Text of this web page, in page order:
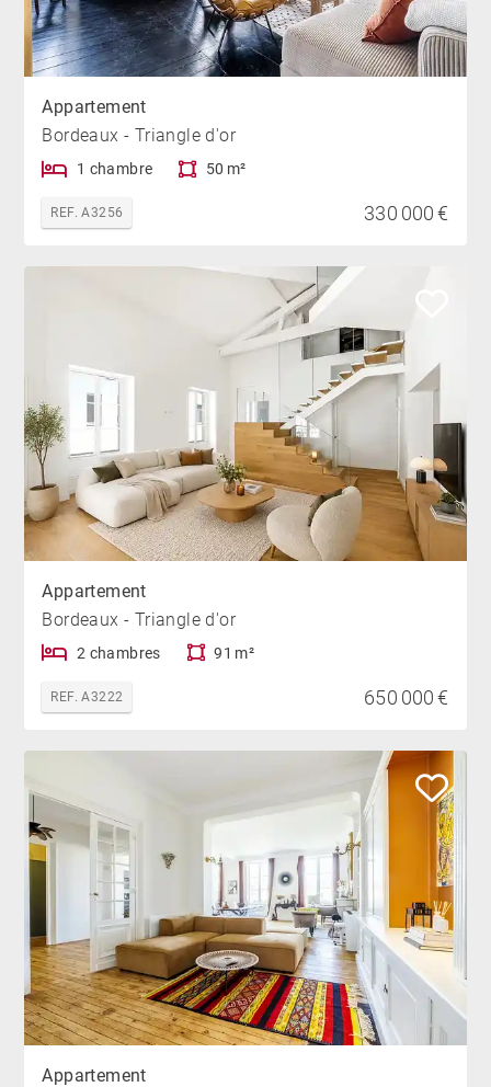
Appartement
Bordeaux - Triangle d'or
1 chambre 50 m²
REF. A3256 330 000 €
Appartement
Bordeaux - Triangle d'or
2 chambres 91 m²
REF. A3222 650 000 €
Appartement